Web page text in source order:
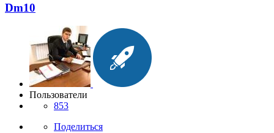
Dm10
Пользователи
853
Поделиться